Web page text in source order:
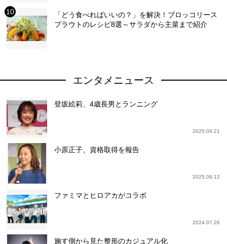
「どう食べればいいの？」を解決！ブロッコリース
プラウトのレシピ8選～サラダから主菜まで紹介
エンタメニュース
登坂絵莉、4歳長男とランニング
2025.09.21
小原正子、資格取得を報告
2025.09.12
ファミマとヒロアカがコラボ
2024.07.26
施す側から見た整形のカジュアル化